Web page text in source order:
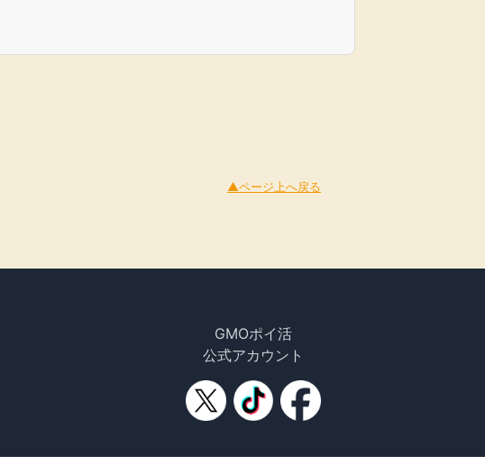
▲ページ上へ戻る
GMOポイ活
公式アカウント